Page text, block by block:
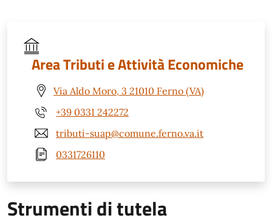
Area Tributi e Attività Economiche
Via Aldo Moro, 3 21010 Ferno (VA)
+39 0331 242272
tributi-suap@comune.ferno.va.it
0331726110
Strumenti di tutela